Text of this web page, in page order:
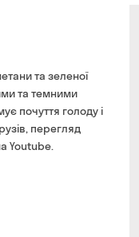
безкоштовно
тривоги
30 хв
в зручний для
магазині
та зеленої
та темними
почуття голоду і
перегляд
Youtube.